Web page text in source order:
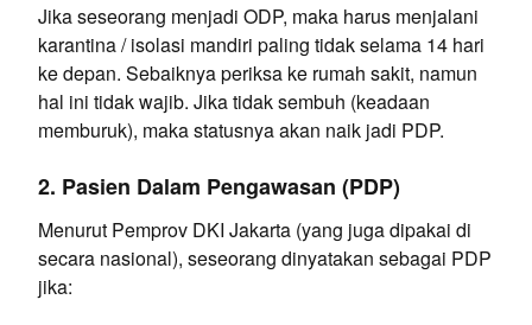
Jika seseorang menjadi ODP, maka harus menjalani
karantina / isolasi mandiri paling tidak selama 14 hari
ke depan. Sebaiknya periksa ke rumah sakit, namun
hal ini tidak wajib. Jika tidak sembuh (keadaan
memburuk), maka statusnya akan naik jadi PDP.
2. Pasien Dalam Pengawasan (PDP)
Menurut Pemprov DKI Jakarta (yang juga dipakai di
secara nasional), seseorang dinyatakan sebagai PDP
jika: